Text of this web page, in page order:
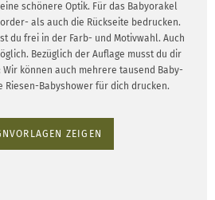
schönere Optik. Für das Babyorakel
als auch die Rückseite bedrucken.
du frei in der Farb- und Motivwahl. Auch
Bezüglich der Auflage musst du dir
Wir können auch mehrere tausend Baby-
Riesen-Babyshower für dich drucken.
ZEIGEN